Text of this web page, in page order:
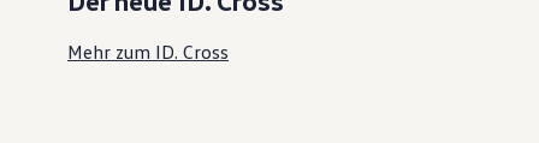
Mehr zum ID. Cross